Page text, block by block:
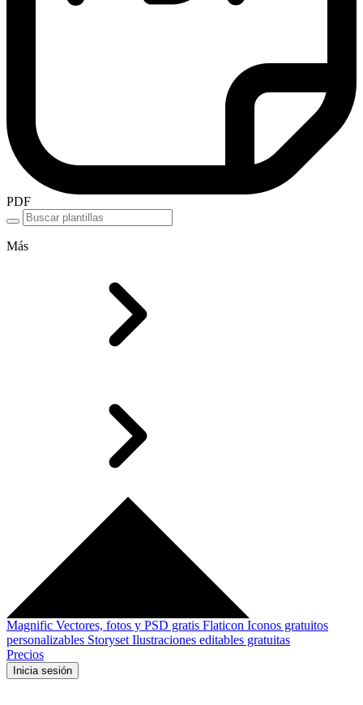
PDF
Más
Magnific Vectores, fotos y PSD gratis Flaticon Iconos gratuitos
personalizables Storyset Ilustraciones editables gratuitas
Precios
Inicia sesión